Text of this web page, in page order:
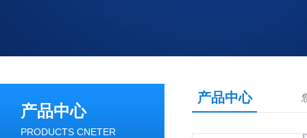
产品中心
PRODUCTS CNETER
产品中心